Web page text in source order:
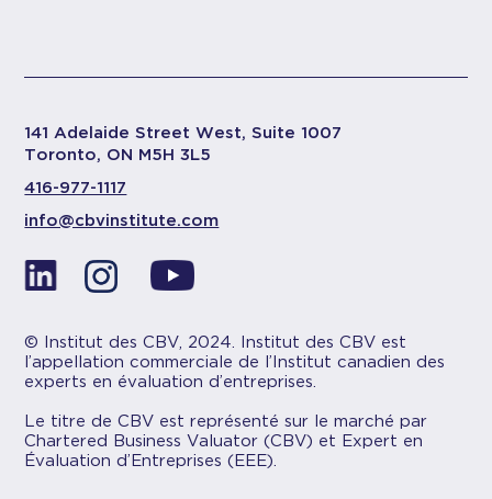
141 Adelaide Street West, Suite 1007
Toronto, ON M5H 3L5
416-977-1117
info@cbvinstitute.com
© Institut des CBV, 2024. Institut des CBV est
l’appellation commerciale de l’Institut canadien des
experts en évaluation d’entreprises.
Le titre de CBV est représenté sur le marché par
Chartered Business Valuator (CBV) et Expert en
Évaluation d’Entreprises (EEE).